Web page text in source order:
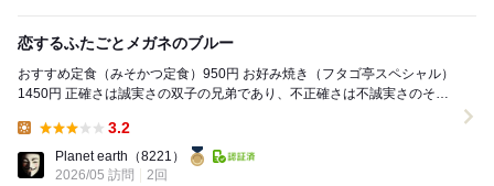
恋するふたごとメガネのブルー
おすすめ定食（みそかつ定食）950円 お好み焼き（フタゴ亭スペシャル）
1450円 正確さは誠実さの双子の兄弟であり、不正確さは不誠実さのそれ
3.2
Planet earth （8221）
2026/05 訪問
2回